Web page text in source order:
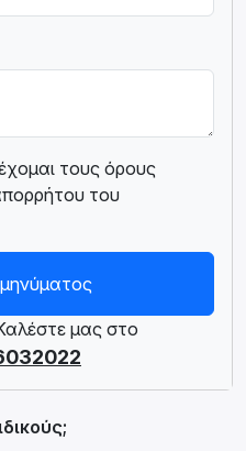
τους όρους
του
μας στο